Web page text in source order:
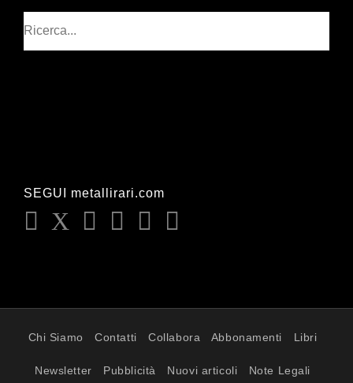
SEGUI metallirari.com
Chi Siamo Contatti Collabora Abbonamenti Libri
Newsletter Pubblicità Nuovi articoli Note Legali